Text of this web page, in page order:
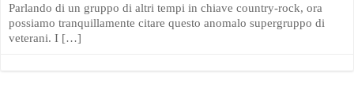
Parlando di un gruppo di altri tempi in chiave country-rock, ora
possiamo tranquillamente citare questo anomalo supergruppo di
veterani. I […]